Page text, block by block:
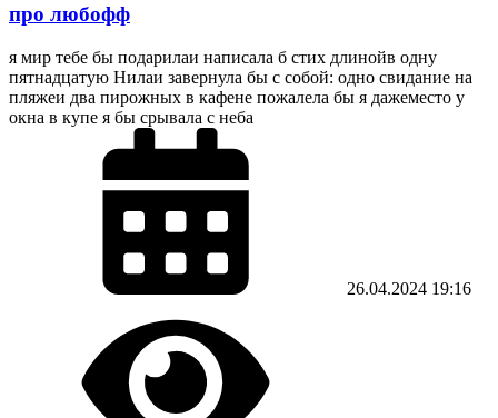
про любофф
я мир тебе бы подарилаи написала б стих длинойв одну
пятнадцатую Нилаи завернула бы с собой: одно свидание на
пляжеи два пирожных в кафене пожалела бы я дажеместо у
окна в купе я бы срывала с неба
26.04.2024 19:16